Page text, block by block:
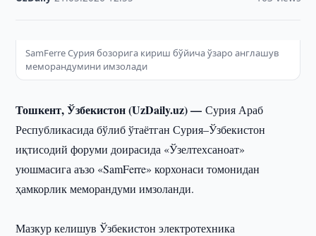
SamFerre Сурия бозорига кириш бўйича ўзаро англашув
меморандумини имзолади
Тошкент, Ўзбекистон (UzDaily.uz) —Сурия Араб
Республикасида бўлиб ўтаётган Сурия–Ўзбекистон
иқтисодий форуми доирасида «Ўзелтехсаноат»
уюшмасига аъзо «SamFerre» корхонаси томонидан
ҳамкорлик меморандуми имзоланди.
Мазкур келишув Ўзбекистон электротехника